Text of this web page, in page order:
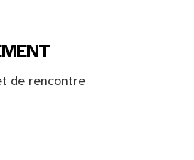
de rencontre